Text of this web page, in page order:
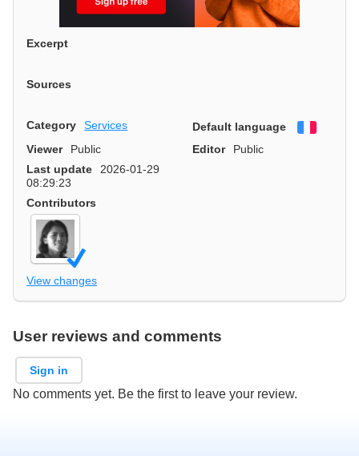
Excerpt
Sources
Category Services Default language
Viewer
Public Editor
Public
Last update
2026-01-29
08:29:23
Contributors
View changes
User reviews and comments
Sign in
No comments yet. Be the first to leave your review.